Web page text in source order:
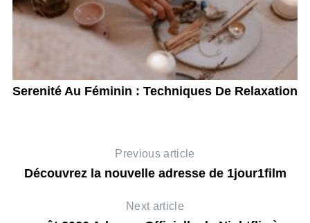
Serenité Au Féminin : Techniques De Relaxation
Previous article
Découvrez la nouvelle adresse de 1jour1film
Next article